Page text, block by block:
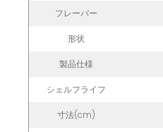
フレーバー
形状
製品仕様
シェルフライフ
寸法(cm)